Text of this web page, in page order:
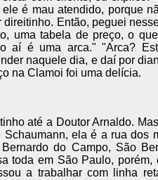
é mau atendido, porque
Então, peguei
uma tabela de preço, o
aí é uma arca." "Arca?
naquele dia, e daí por
na Clamoi foi uma delícia.
até a Doutor Arnaldo.
ela é a rua dos
do Campo, São
toda em São Paulo, porém,
a trabalhar com linha